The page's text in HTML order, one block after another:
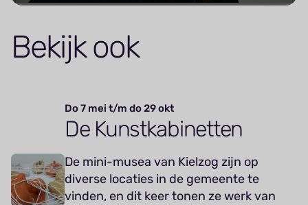
Bekijk ook
Do 7 mei t/m do 29 okt
De Kunstkabinetten
De mini-musea van Kielzog zijn op
diverse locaties in de gemeente te
vinden, en dit keer tonen ze werk van